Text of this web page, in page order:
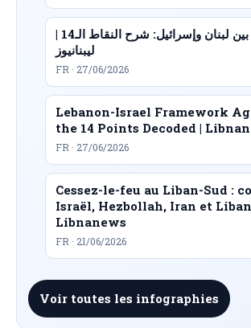
الاتفاق الإطار بين لبنان وإسرائيل: شرح النقاط الـ14 |
ليبنانيوز
FR · 27/06/2026
Lebanon-Israel Framework
the 14 Points Decoded |
FR · 27/06/2026
Cessez-le-feu au Liban-Sud :
Israël, Hezbollah, Iran et
Libnanews
FR · 21/06/2026
Voir toutes les infographies